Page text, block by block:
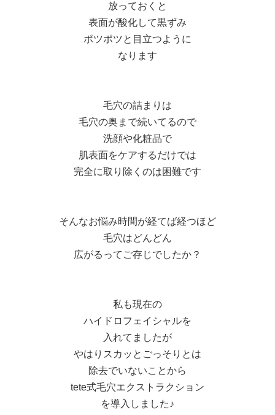
放っておくと
表面が酸化して黒ずみ
ポツポツと目立つように
なります
毛穴の詰まりは
毛穴の奥まで続いてるので
洗顔や化粧品で
肌表面をケアするだけでは
完全に取り除くのは困難です
そんなお悩み時間が経てば経つほど
毛穴はどんどん
広がるってご存じでしたか？
私も現在の
ハイドロフェイシャルを
入れてましたが
やはりスカッとごっそりとは
除去でいないことから
tete式毛穴エクストラクション
を導入しました♪